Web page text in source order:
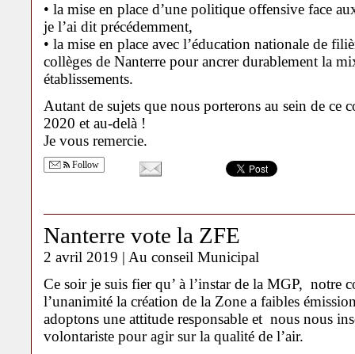
• la mise en place d’une politique offensive face
je l’ai dit précédemment,
• la mise en place avec l’éducation nationale de
collèges de Nanterre pour ancrer durablement la
établissements.
Autant de sujets que nous porterons au sein de ce
2020 et au-delà !
Je vous remercie.
Follow
Nanterre vote la ZFE
2 avril 2019 | Au conseil Municipal
Ce soir je suis fier qu’ à l’instar de la MGP, notre
l’unanimité la création de la Zone a faibles
adoptons une attitude responsable et nous nous
volontariste pour agir sur la qualité de l’air.